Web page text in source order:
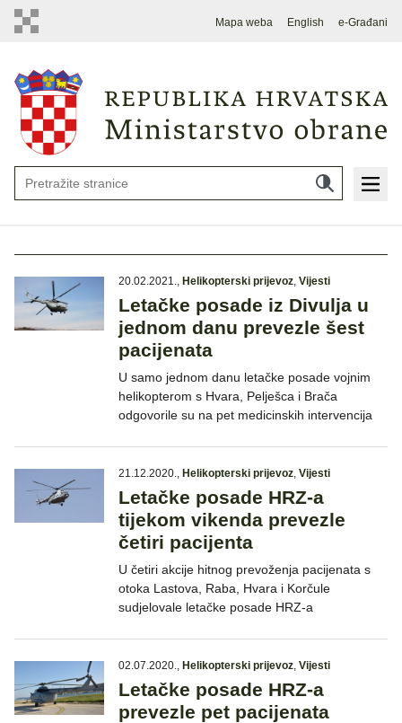
Mapa weba English e-Građani
20.02.2021., Helikopterski prijevoz, Vijesti
Letačke posade iz Divulja u
jednom danu prevezle šest
pacijenata
U samo jednom danu letačke posade vojnim
helikopterom s Hvara, Pelješca i Brača
odgovorile su na pet medicinskih intervencija
21.12.2020., Helikopterski prijevoz, Vijesti
Letačke posade HRZ-a
tijekom vikenda prevezle
četiri pacijenta
U četiri akcije hitnog prevoženja pacijenata s
otoka Lastova, Raba, Hvara i Korčule
sudjelovale letačke posade HRZ-a
02.07.2020., Helikopterski prijevoz, Vijesti
Letačke posade HRZ-a
prevezle pet pacijenata